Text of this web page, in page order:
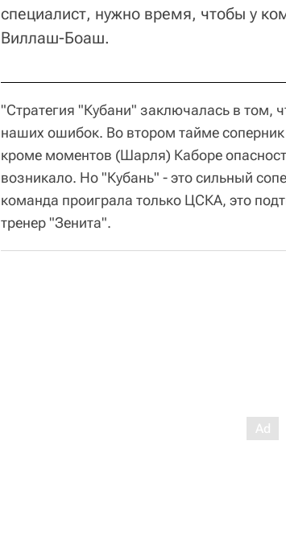
специалист, нужно время, чтобы у
Виллаш-Боаш.
"Стратегия "Кубани" заключалась в том,
наших ошибок. Во втором тайме соперник
кроме моментов (Шарля) Каборе
возникало. Но "Кубань" - это сильный
команда проиграла только ЦСКА, это
тренер "Зенита".